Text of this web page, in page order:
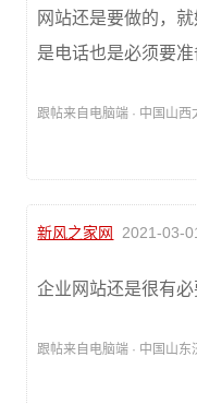
网站还是要做的，
是电话也是必须要准
跟帖来自电脑端 · 中国山西
新风之家网 2021-03-
企业网站还是很有
跟帖来自电脑端 · 中国山东